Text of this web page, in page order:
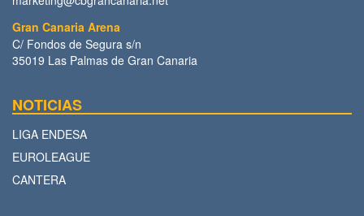
Gran Canaria Arena
C/ Fondos de Segura s/n
35019 Las Palmas de Gran Canaria
NOTICIAS
LIGA ENDESA
EUROLEAGUE
CANTERA